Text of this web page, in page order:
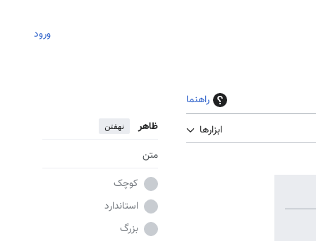
ورود
راهنما
ابزارها
ظاهر نهفتن
متن
کوچک
استاندارد
بزرگ